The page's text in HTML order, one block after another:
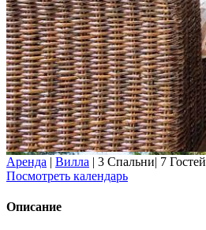
Аренда | Вилла | 3 Спальни| 7 Гостей
Посмотреть календарь
Описание